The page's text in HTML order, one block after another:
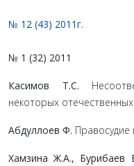
№ 12 (43) 2011г.
№ 1 (32) 2011
Касимов Т.С.
некоторых
Абдуллоев Ф.
Хамзина Ж.А., Бурибаев